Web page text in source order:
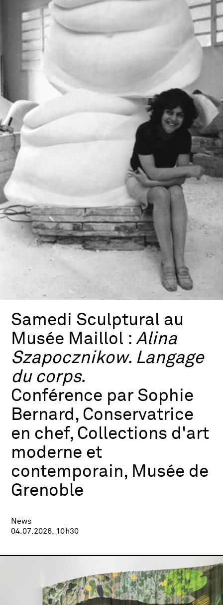
Samedi Sculptural au
Musée Maillol :Alina
Szapocznikow. Langage
du corps.
Conférence par Sophie
Bernard, Conservatrice
en chef, Collections d'art
moderne et
contemporain, Musée de
Grenoble
News
04.07.2026, 10h30